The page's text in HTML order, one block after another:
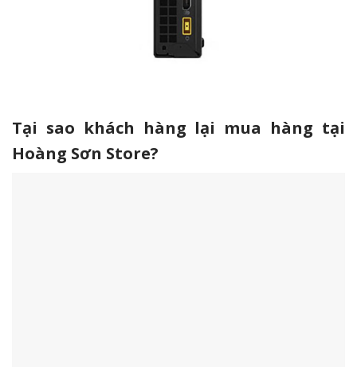
Tại sao khách hàng lại mua hàng tại
Hoàng Sơn Store?